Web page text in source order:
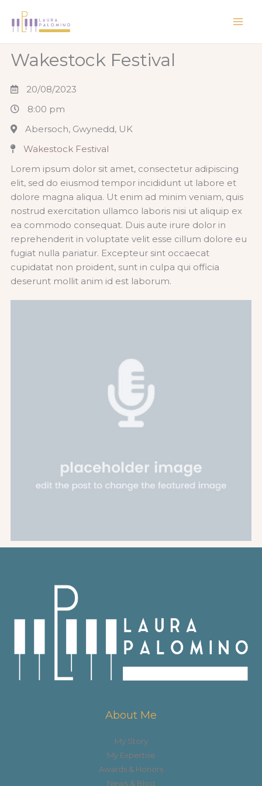
contenido
Wakestock Festival
20/08/2023
8:00 pm
Abersoch, Gwynedd, UK
Wakestock Festival
Lorem ipsum dolor sit amet, consectetur adipiscing
elit, sed do eiusmod tempor incididunt ut labore et
dolore magna aliqua. Ut enim ad minim veniam, quis
nostrud exercitation ullamco laboris nisi ut aliquip ex
ea commodo consequat. Duis aute irure dolor in
reprehenderit in voluptate velit esse cillum dolore eu
fugiat nulla pariatur. Excepteur sint occaecat
cupidatat non proident, sunt in culpa qui officia
deserunt mollit anim id est laborum.
About Me
My Story
My Expertise
Awards & Honors
News & Blog